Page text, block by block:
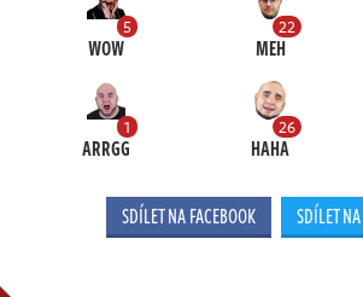
5
WOW
22
MEH
1
ARRGG
26
HAHA
SDÍLET NA FACEBOOK SDÍLET